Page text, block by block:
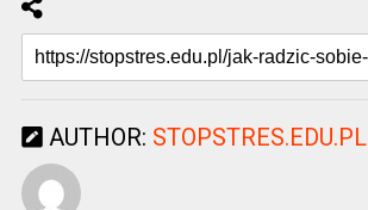
AUTHOR: STOPSTRES.EDU.PL